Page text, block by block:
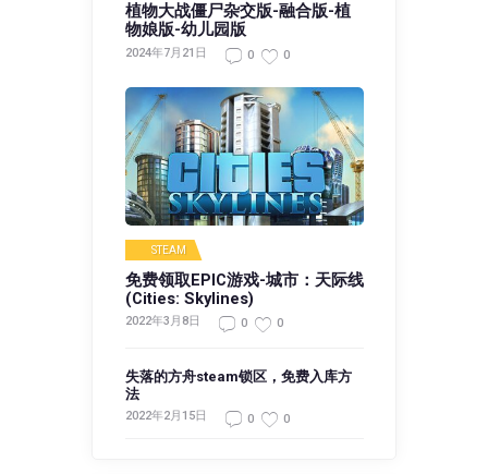
植物大战僵尸杂交版-融合版-植
物娘版-幼儿园版
2024年7月21日 0 0
STEAM
免费领取EPIC游戏-城市：天际线
(Cities: Skylines)
2022年3月8日 0 0
失落的方舟steam锁区，免费入库方
法
2022年2月15日 0 0